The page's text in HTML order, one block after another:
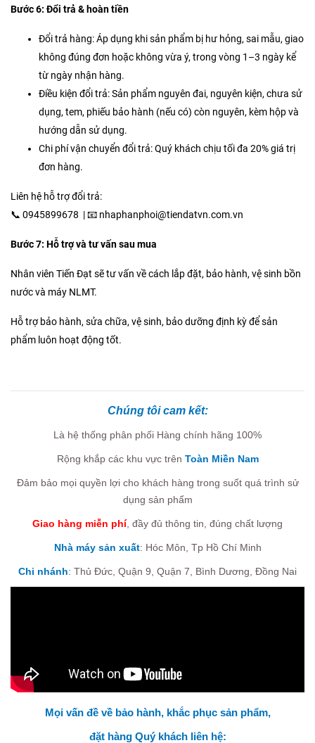
Bước 6: Đổi trả & hoàn tiền
Đổi trả hàng: Áp dụng khi sản phẩm bị hư hỏng, sai mẫu, giao
không đúng đơn hoặc không vừa ý, trong vòng 1–3 ngày kể
từ ngày nhận hàng.
Điều kiện đổi trả: Sản phẩm nguyên đai, nguyên kiện, chưa sử
dụng, tem, phiếu bảo hành (nếu có) còn nguyên, kèm hộp và
hướng dẫn sử dụng.
Chi phí vận chuyển đổi trả: Quý khách chịu tối đa 20% giá trị
đơn hàng.
Liên hệ hỗ trợ đổi trả:
📞 0945899678 | 📧 nhaphanphoi@tiendatvn.com.vn
Bước 7: Hỗ trợ và tư vấn sau mua
Nhân viên Tiến Đạt sẽ tư vấn về cách lắp đặt, bảo hành, vệ sinh bồn
nước và máy NLMT.
Hỗ trợ bảo hành, sửa chữa, vệ sinh, bảo dưỡng định kỳ để sản
phẩm luôn hoạt động tốt.
Chúng tôi cam kết:
Là hệ thống phân phối Hàng chính hãng 100%
Rộng khắp các khu vực trên Toàn Miền Nam
Đảm bảo mọi quyền lợi cho khách hàng trong suốt quá trình sử
dụng sản phẩm
Giao hàng miễn phí, đầy đủ thông tin, đúng chất lượng
Nhà máy sản xuất: Hóc Môn, Tp Hồ Chí Minh
Chi nhánh: Thủ Đức, Quận 9, Quận 7, Bình Dương, Đồng Nai
Mọi vấn đề về bảo hành, khắc phục sản phẩm,
đặt hàng Quý khách liên hệ: